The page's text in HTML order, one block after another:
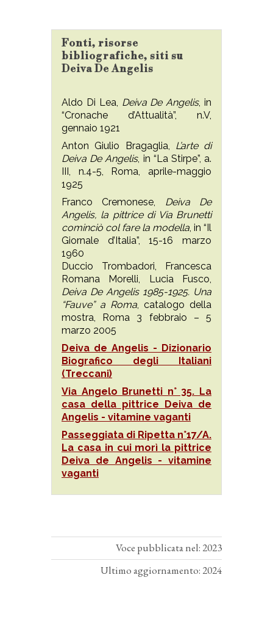
Fonti, risorse
bibliografiche, siti su
Deiva De Angelis
Aldo Di Lea, Deiva De Angelis, in
“Cronache d’Attualità”, n.V,
gennaio 1921
Anton Giulio Bragaglia, L’arte di
Deiva De Angelis, in “La Stirpe”, a.
III, n.4-5, Roma, aprile-maggio
1925
Franco Cremonese,
Deiva De
Angelis, la pittrice di Via Brunetti
cominciò col fare la modella , in “Il
Giornale d’Italia”, 15-16 marzo
1960
Duccio Trombadori, Francesca
Romana Morelli, Lucia Fusco,
Deiva De Angelis 1985-1925. Una
“Fauve” a Roma , catalogo della
mostra, Roma 3 febbraio – 5
marzo 2005
Deiva de Angelis - Dizionario
Biografico degli Italiani
(Treccani)
Via Angelo Brunetti n° 35. La
casa della pittrice Deiva de
Angelis - vitamine vaganti
Passeggiata di Ripetta n°17/A.
La casa in cui morì la pittrice
Deiva de Angelis - vitamine
vaganti
Voce pubblicata nel: 2023
Ultimo aggiornamento: 2024